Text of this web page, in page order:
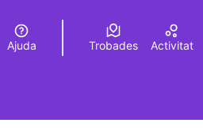
Elegir el idioma Choose language
Ajuda Trobades Activitat